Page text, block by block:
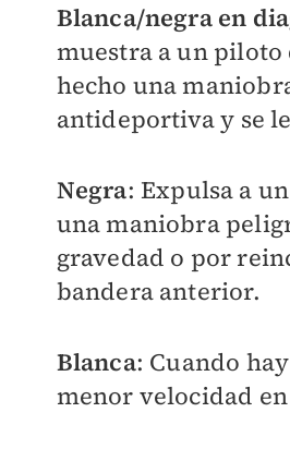
Blanca/negra en
muestra a un piloto
hecho una
antideportiva y se
Negra: Expulsa a
una maniobra
gravedad o por
bandera anterior.
Blanca: Cuando
menor velocidad